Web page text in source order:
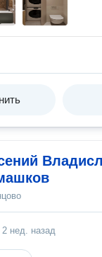
2 нед. назад